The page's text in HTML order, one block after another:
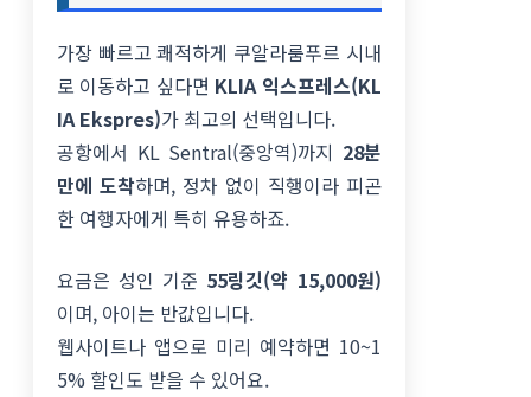
가장 빠르고 쾌적하게 쿠알라룸푸르 시내
로 이동하고 싶다면 KLIA 익스프레스(KL
IA Ekspres)가 최고의 선택입니다.
공항에서 KL Sentral(중앙역)까지 28분
만에 도착하며, 정차 없이 직행이라 피곤
한 여행자에게 특히 유용하죠.
요금은 성인 기준 55링깃(약 15,000원)
이며, 아이는 반값입니다.
웹사이트나 앱으로 미리 예약하면 10~1
5% 할인도 받을 수 있어요.